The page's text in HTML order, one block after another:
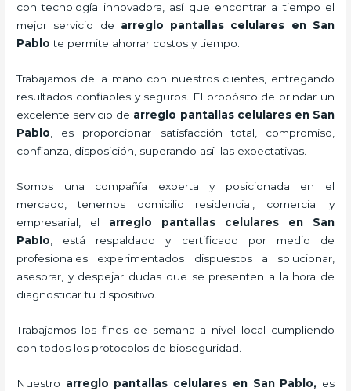
con tecnología innovadora, así que encontrar a tiempo el
mejor servicio de arreglo pantallas celulares
en San
Pablo te permite ahorrar costos y tiempo.
Trabajamos de la mano con nuestros clientes, entregando
resultados confiables y seguros. El propósito de brindar un
excelente servicio de arreglo pantallas celularesen San
Pablo , es proporcionar satisfacción total, compromiso,
confianza, disposición, superando así las expectativas.
Somos una compañía experta y posicionada en el
mercado, tenemos domicilio residencial, comercial y
empresarial, el arreglo pantallas celularesen San
Pablo , está respaldado y certificado por medio de
profesionales experimentados dispuestos a solucionar,
asesorar, y despejar dudas que se presenten a la hora de
diagnosticar tu dispositivo.
Trabajamos los fines de semana a nivel local cumpliendo
con todos los protocolos de bioseguridad.
Nuestro arreglo pantallas celulares en San Pablo, es